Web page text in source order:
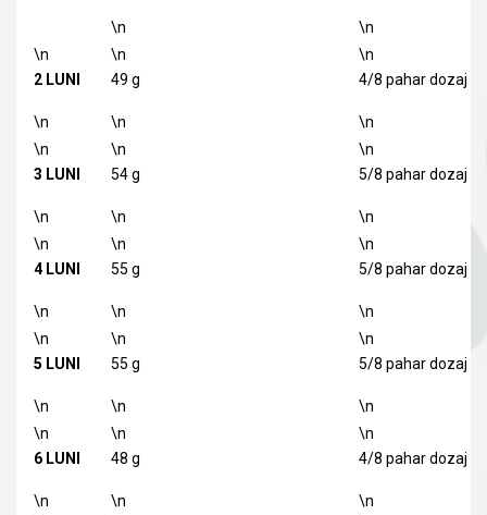
\n
\n
\n
2 LUNI
\n
\n
49 g
\n
\n
4/8 pahar dozaj
\n
\n
3 LUNI
\n
\n
54 g
\n
\n
5/8 pahar dozaj
\n
\n
4 LUNI
\n
\n
55 g
\n
\n
5/8 pahar dozaj
\n
\n
5 LUNI
\n
\n
55 g
\n
\n
5/8 pahar dozaj
\n
\n
6 LUNI
\n
\n
48 g
\n
\n
4/8 pahar dozaj
\n